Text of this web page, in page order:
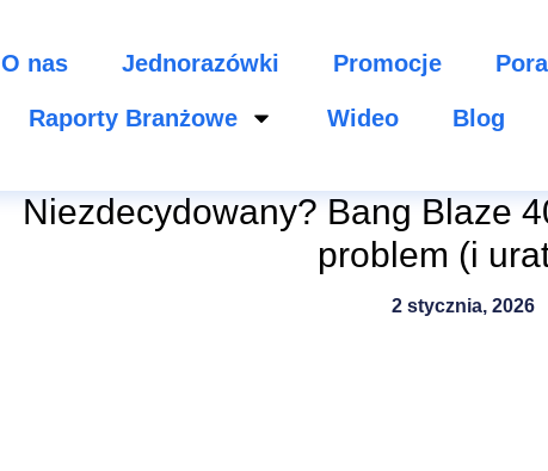
O nas Jednorazówki Promocje
Raporty Branżowe Wideo Blog
Niezdecydowany? Bang Blaze
problem (i
2 stycznia, 2026